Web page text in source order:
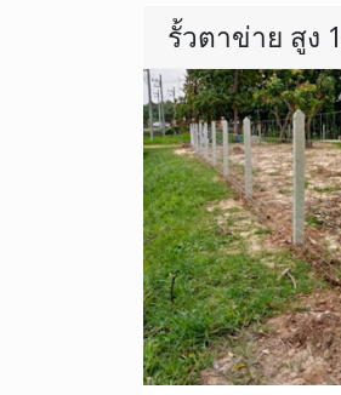
รั้วตาข่าย สูง